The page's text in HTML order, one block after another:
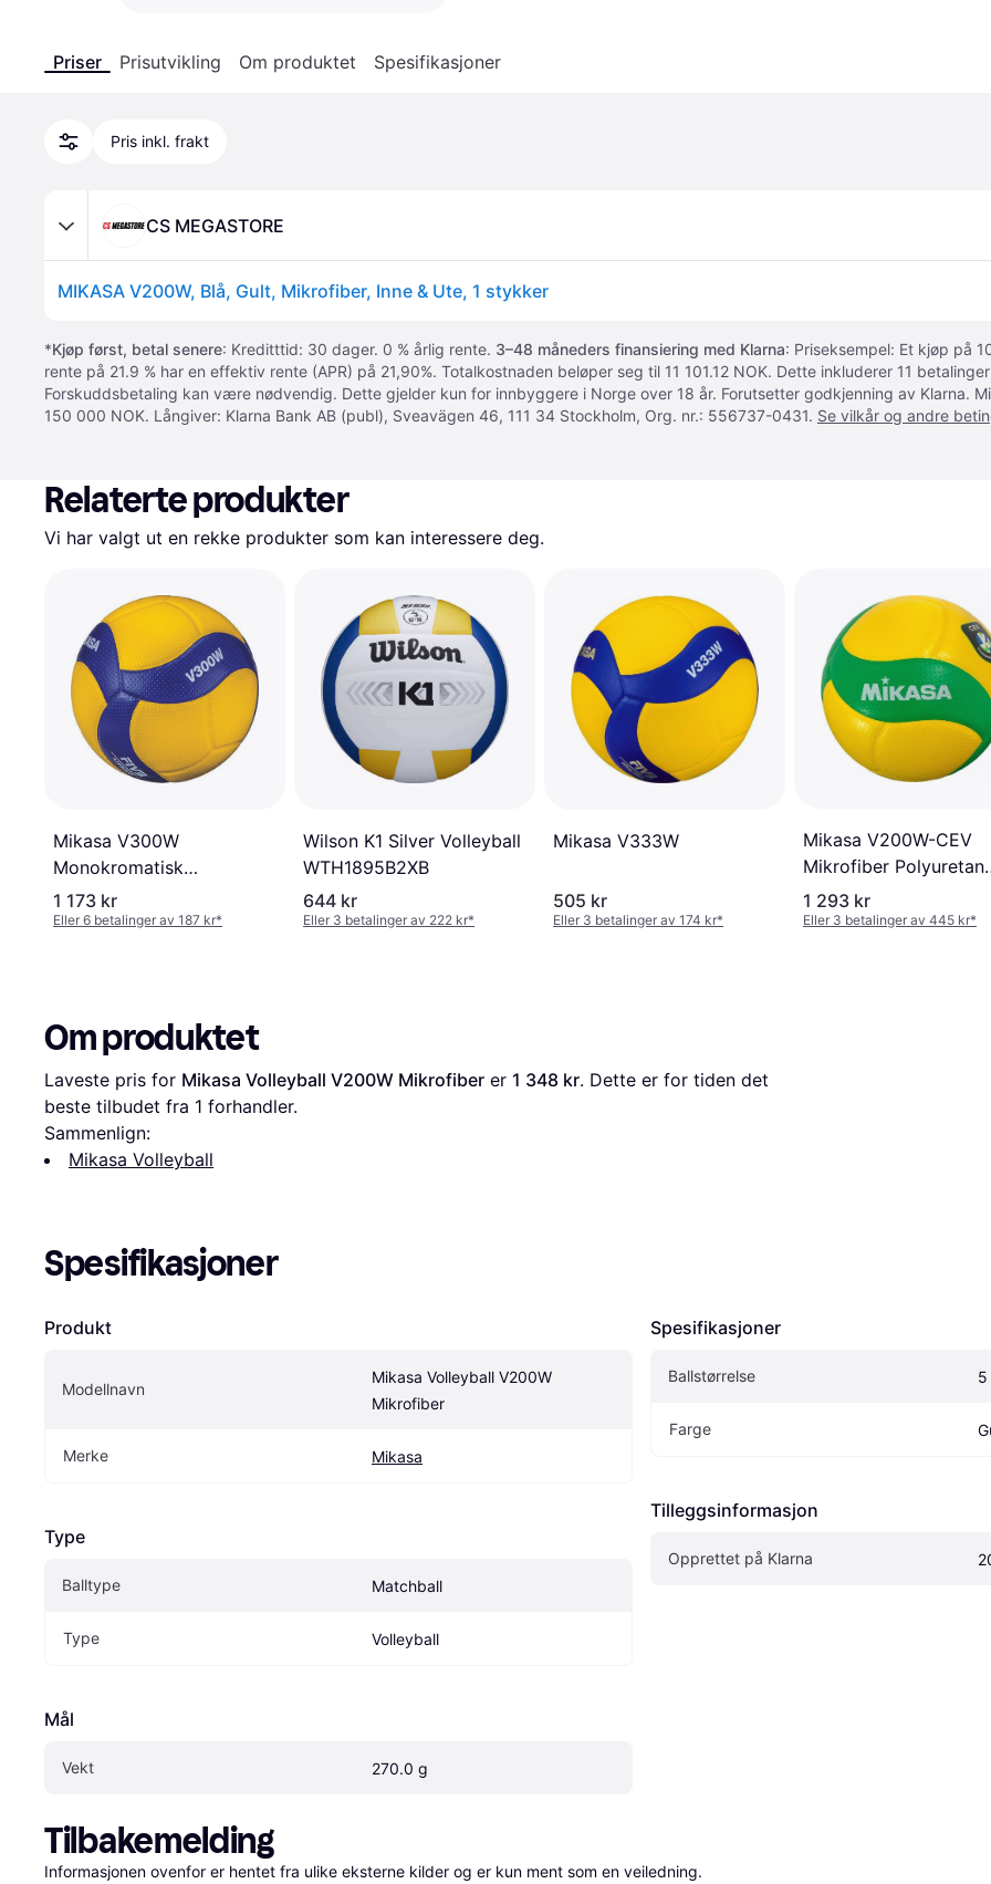
Priser Prisutvikling Om produktet Spesifikasjoner
Pris inkl. frakt
CS MEGASTORE
MIKASA V200W, Blå, Gult, Mikrofiber, Inne & Ute, 1 stykker
*Kjøp først, betal senere: Kreditttid: 30 dager. 0 % årlig rente. 3–48 måneders finansiering med Klarna: Priseksempel: Et kjøp på
rente på 21.9 % har en effektiv rente (APR) på 21,90%. Totalkostnaden beløper seg til 11 101.12 NOK. Dette inkluderer 11
Forskuddsbetaling kan være nødvendig. Dette gjelder kun for innbyggere i Norge over 18 år. Forutsetter godkjenning av Klarna.
150 000 NOK. Långiver: Klarna Bank AB (publ), Sveavägen 46, 111 34 Stockholm, Org. nr.: 556737-0431. Se vilkår og andre
Relaterte produkter
Vi har valgt ut en rekke produkter som kan interessere deg.
Mikasa V300W
Monokromatisk
Monokromatisk
1 173 kr
Eller 6 betalinger av 187 kr*
Wilson K1 Silver Volleyball
WTH1895B2XB
644 kr
Eller 3 betalinger av 222 kr*
Mikasa V333W
505 kr
Eller 3 betalinger av 174 kr*
Mikasa V200W-CEV
Mikrofiber Polyuretan
Innendoor CEV
1 293 kr
Eller 3 betalinger av 445 kr*
Om produktet
Laveste pris for Mikasa Volleyball V200W Mikrofiber er 1 348 kr. Dette er for tiden det
beste tilbudet fra 1 forhandler.
Sammenlign:
Mikasa Volleyball
Spesifikasjoner
Produkt
Modellnavn
Mikasa Volleyball V200W
Mikrofiber
Merke Mikasa
Type
Balltype Matchball
Type Volleyball
Mål
Vekt 270.0 g
Spesifikasjoner
Ballstørrelse 5
Farge
Tilleggsinformasjon
Opprettet på Klarna
Tilbakemelding
Informasjonen ovenfor er hentet fra ulike eksterne kilder og er kun ment som en veiledning.